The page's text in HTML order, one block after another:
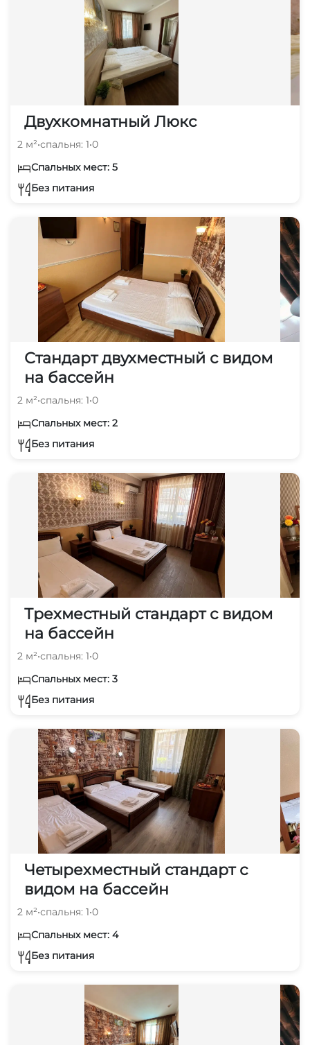
Двухкомнатный Люкс
2 м²•спальня: 1•0
Спальных мест: 5
Без питания
Стандарт двухместный с видом
на бассейн
2 м²•спальня: 1•0
Спальных мест: 2
Без питания
Трехместный стандарт с видом
на бассейн
2 м²•спальня: 1•0
Спальных мест: 3
Без питания
Четырехместный стандарт с
видом на бассейн
2 м²•спальня: 1•0
Спальных мест: 4
Без питания